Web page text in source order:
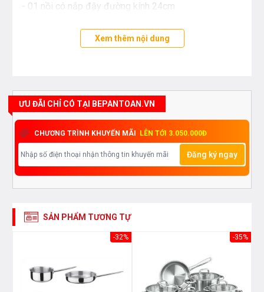
- 01 nồi có nắp đậy đường kính 24cm
Xem thêm nội dung
ƯU ĐÃI CHỈ CÓ TẠI BEPANTOAN.VN
CHƯƠNG TRÌNH KHUYẾN MÃI LÊN TỚI 3.050.000Đ
Đăng ký ngay
SẢN PHẨM TƯƠNG TỰ
-32% -35%